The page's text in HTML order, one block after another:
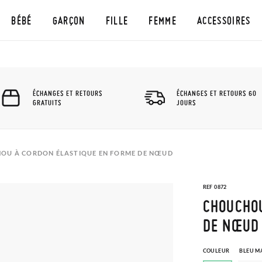
BÉBÉ GARÇON FILLE FEMME ACCESSOIRES
ÉCHANGES ET RETOURS
GRATUITS
ÉCHANGES ET RETOURS 60
JOURS
À CORDON ÉLASTIQUE EN FORME DE NŒUD
REF 0872
DE NŒUD
COULEUR BLEU